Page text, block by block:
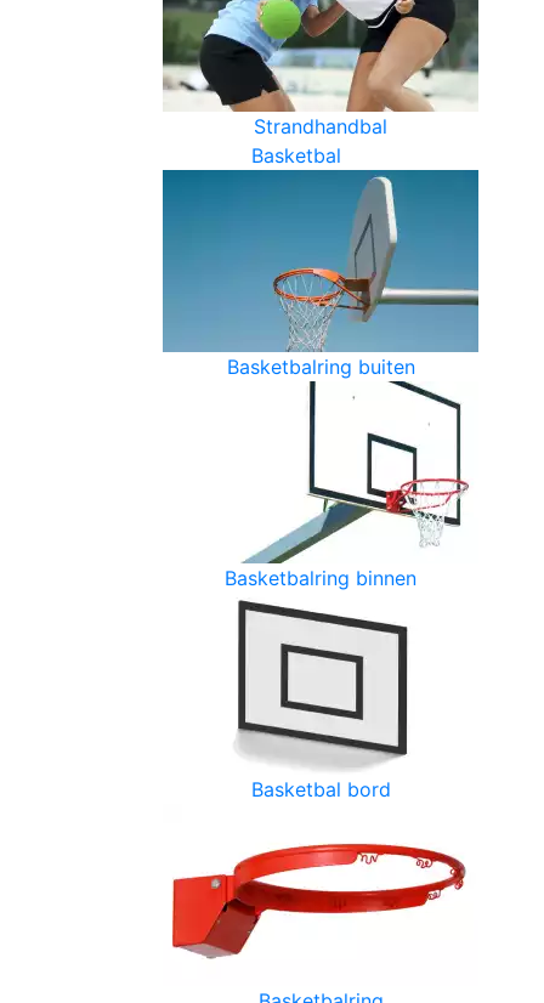
Strandhandbal
Basketbal
Basketbalring buiten
Basketbalring binnen
Basketbal bord